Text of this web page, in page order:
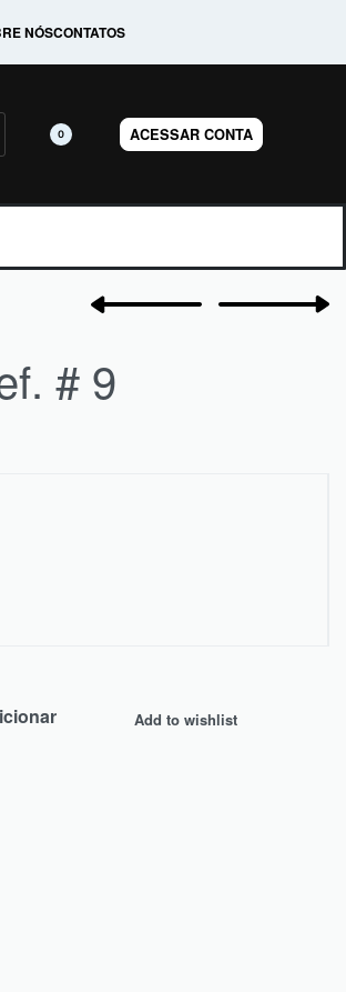
NÓSCONTATOS
0 ACESSAR CONTA
# 9
Add to wishlist